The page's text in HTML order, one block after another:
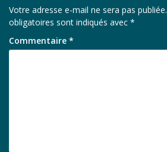
Votre adresse e-mail ne sera pas publiée.
obligatoires sont indiqués avec *
Commentaire *